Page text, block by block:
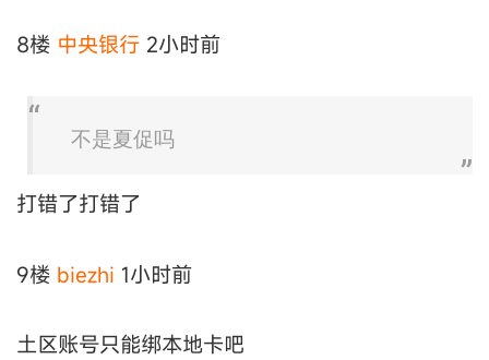
8楼 中央银行 2小时前
不是夏促吗
打错了打错了
9楼 biezhi 1小时前
土区账号只能绑本地卡吧